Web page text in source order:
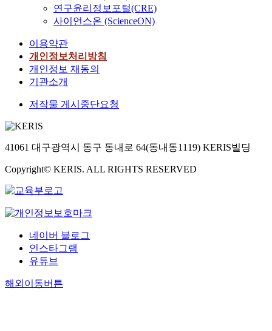
연구윤리정보포털(CRE)
사이언스온 (ScienceON)
이용약관
개인정보처리방침
개인정보 재동의
기관소개
저작물 게시중단요청
41061 대구광역시 동구 동내로 64(동내동1119) KERIS빌딩
Copyright© KERIS. ALL RIGHTS RESERVED
네이버 블로그
인스타그램
유튜브
해외이동버튼